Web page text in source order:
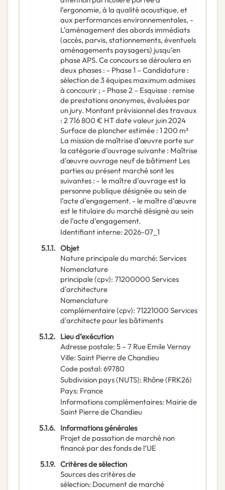
l’ergonomie, à la qualité acoustique, et
aux performances environnementales, -
L’aménagement des abords immédiats
(accès, parvis, stationnements, éventuels
aménagements paysagers) jusqu’en
phase APS. Ce concours se déroulera en
deux phases : - Phase 1 – Candidature :
sélection de 3 équipes maximum admises
à concourir ; - Phase 2 – Esquisse : remise
de prestations anonymes, évaluées par
un jury. Montant prévisionnel des travaux
: 2 716 800 € HT date valeur juin 2024
Surface de plancher estimée : 1 200 m²
La mission de maîtrise d’œuvre porte sur
la catégorie d’ouvrage suivante : Maîtrise
d'œuvre ouvrage neuf de bâtiment Les
parties au présent marché sont les
suivantes : - le maître d’ouvrage est la
personne publique désignée au sein de
l’acte d’engagement. - le maître d’œuvre
est le titulaire du marché désigné au sein
de l’acte d’engagement.
Identifiant interne: 2026-07_1
5.1.1. Objet
Nature principale du marché: Services
Nomenclature
principale(cpv): 71200000 Services
d'architecture
Nomenclature
complémentaire(cpv): 71221000 Services
d'architecte pour les bâtiments
5.1.2. Lieu d’exécution
Adresse postale: 5 – 7 Rue Emile Vernay
Ville: Saint Pierre de Chandieu
Code postal: 69780
Subdivision pays (NUTS): Rhône(FRK26)
Pays: France
Informations complémentaires: Mairie de
Saint Pierre de Chandieu
5.1.6. Informations générales
Projet de passation de marché non
financé par des fonds de l’UE
5.1.9. Critères de sélection
Sources des critères de
sélection: Document de marché